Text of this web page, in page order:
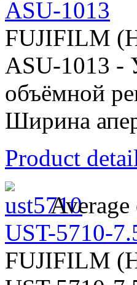
ASU-1013
FUJIFILM
ASU-1013 -
объёмной
Ширина
Product
UST-5710-
FUJIFILM